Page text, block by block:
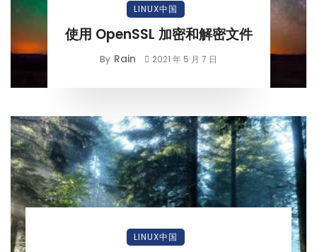
LINUX中国
使用 OpenSSL 加密和解密文件
By Rain 2021 年 5 月 7 日
LINUX中国